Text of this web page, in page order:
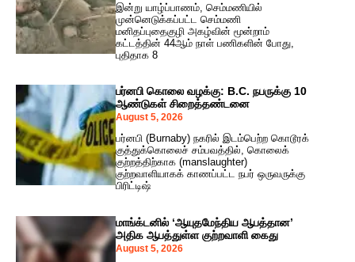
இன்று யாழ்ப்பாணம், செம்மணியில்
முன்னெடுக்கப்பட்ட செம்மணி
மனிதப்புதைகுழி அகழ்வின் மூன்றாம்
கட்டத்தின் 44ஆம் நாள் பணிகளின் போது,
புதிதாக 8
பர்னபி கொலை வழக்கு: B.C. நபருக்கு 10
ஆண்டுகள் சிறைத்தண்டனை
August 5, 2026
பர்னபி (Burnaby) நகரில் இடம்பெற்ற கொடூரக்
குத்துக்கொலைச் சம்பவத்தில், கொலைக்
குற்றத்திற்காக (manslaughter)
குற்றவாளியாகக் காணப்பட்ட நபர் ஒருவருக்கு
பிரிட்டிஷ்
மாங்க்டனில் ‘ஆயுதமேந்திய ஆபத்தான’
அதிக ஆபத்துள்ள குற்றவாளி கைது
August 5, 2026